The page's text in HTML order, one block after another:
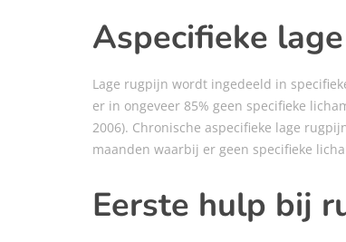
Aspecifieke
Lage rugpijn wordt ingedeeld in
er in ongeveer 85% geen specifieke
2006). Chronische aspecifieke lage
maanden waarbij er geen specifieke
Eerste hulp bij